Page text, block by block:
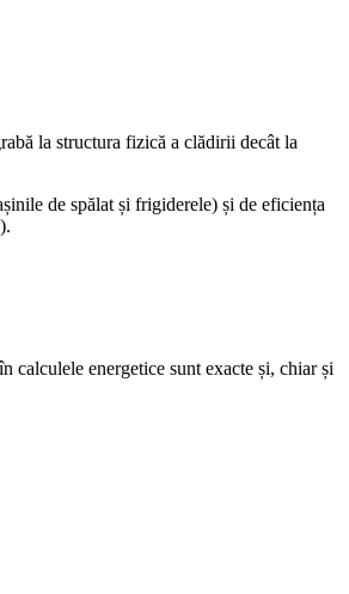
la structura fizică a clădirii decât la
de spălat și frigiderele) și de eficiența
calculele energetice sunt exacte și, chiar și